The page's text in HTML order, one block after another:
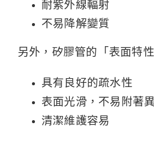
耐紫外線輻射
不易降解變質
另外，矽膠管的「表面特
具有良好的疏水性
表面光滑，不易附著
清潔維護容易